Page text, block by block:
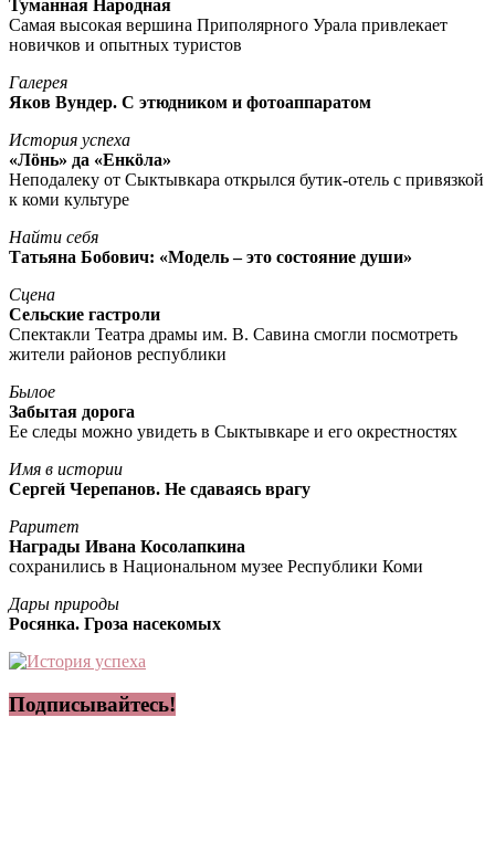
Туманная Народная
Самая высокая вершина Приполярного Урала привлекает
новичков и опытных туристов
Галерея
Яков Вундер. С этюдником и фотоаппаратом
История успеха
«Лöнь» да «Енкöла»
Неподалеку от Сыктывкара открылся бутик-отель с привязкой
к коми культуре
Найти себя
Татьяна Бобович: «Модель – это состояние души»
Сцена
Сельские гастроли
Спектакли Театра драмы им. В. Савина смогли посмотреть
жители районов республики
Былое
Забытая дорога
Ее следы можно увидеть в Сыктывкаре и его окрестностях
Имя в истории
Сергей Черепанов. Не сдаваясь врагу
Раритет
Награды Ивана Косолапкина
сохранились в Национальном музее Республики Коми
Дары природы
Росянка. Гроза насекомых
Подписывайтесь!